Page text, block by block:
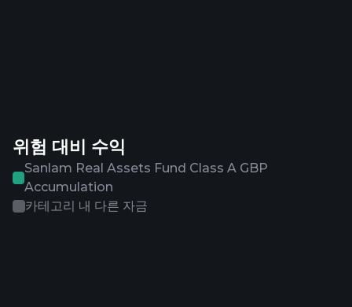
위험 대비 수익
Sanlam Real Assets Fund Class A GBP
Accumulation
카테고리 내 다른 자금